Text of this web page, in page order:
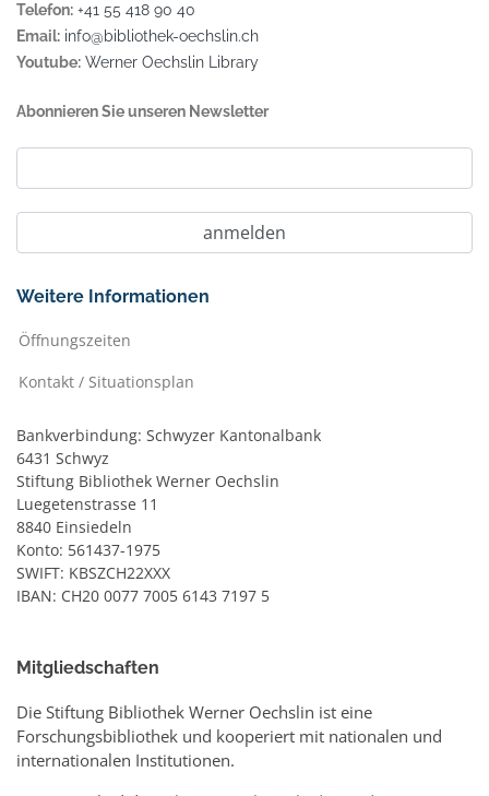
Telefon: +41 55 418 90 40
Email: info@bibliothek-oechslin.ch
Youtube: Werner Oechslin Library
Abonnieren Sie unseren Newsletter
Weitere Informationen
Öffnungszeiten
Kontakt / Situationsplan
Bankverbindung: Schwyzer Kantonalbank
6431 Schwyz
Stiftung Bibliothek Werner Oechslin
Luegetenstrasse 11
8840 Einsiedeln
Konto: 561437-1975
SWIFT: KBSZCH22XXX
IBAN: CH20 0077 7005 6143 7197 5
Mitgliedschaften
Die Stiftung Bibliothek Werner Oechslin ist eine
Forschungsbibliothek und kooperiert mit nationalen und
internationalen Institutionen.